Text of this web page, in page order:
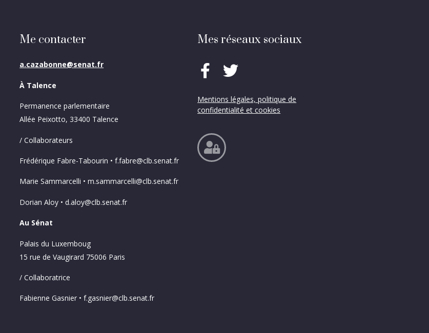
Me contacter
a.cazabonne@senat.fr
À Talence
Permanence parlementaire
Allée Peixotto, 33400 Talence
/ Collaborateurs
Frédérique Fabre-Tabourin • f.fabre@clb.senat.fr
Marie Sammarcelli • m.sammarcelli@clb.senat.fr
Dorian Aloy • d.aloy@clb.senat.fr
Au Sénat
Palais du Luxemboug
15 rue de Vaugirard 75006 Paris
/ Collaboratrice
Fabienne Gasnier • f.gasnier@clb.senat.fr
Mes réseaux sociaux
Mentions légales, politique de
confidentialité et cookies